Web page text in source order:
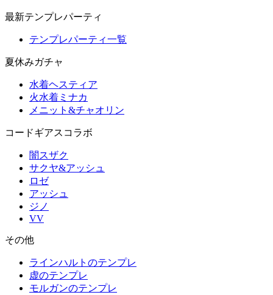
最新テンプレパーティ
テンプレパーティ一覧
夏休みガチャ
水着ヘスティア
火水着ミナカ
メニット&チャオリン
コードギアスコラボ
闇スザク
サクヤ&アッシュ
ロゼ
アッシュ
ジノ
VV
その他
ラインハルトのテンプレ
虚のテンプレ
モルガンのテンプレ